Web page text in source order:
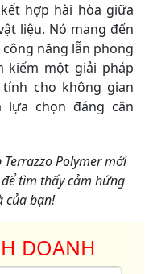
hợp hài hòa giữa
liệu. Nó mang đến
năng lẫn phong
kiếm một giải pháp
cho không gian
lựa chọn đáng cân
Polymer mới
tìm thấy cảm hứng
của bạn!
DOANH